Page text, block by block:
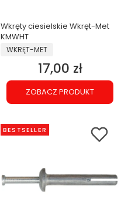
Wkręty ciesielskie Wkręt-Met
KMWHT
PRODUCENT
WKRĘT-MET
Cena
17,00 zł
ZOBACZ PRODUKT
BESTSELLER